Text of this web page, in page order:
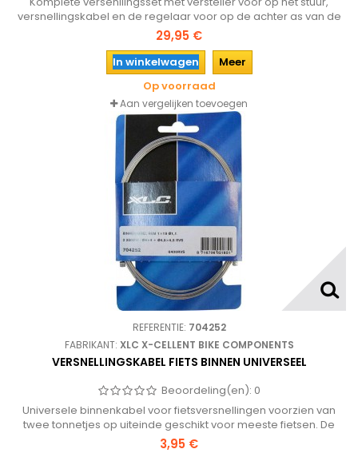
versnellingskabel en de regelaar voor op de achter as van de
fiets voor Shimano Nexus 3 versnellingssysteem. De gripshift
wordt eenvoudig met een inbusbout op het stuur van de fiets
gemonteerd en heeft een helder glaasje met de versnelling
waarin de fiets staat. De achetrzijde wordt op de achteras...
29,95 €
In winkelwagen
Meer
Op voorraad
Aan vergelijken toevoegen
REFERENTIE: 704252
FABRIKANT: XLC X-CELLENT BIKE COMPONENTS
VERSNELLINGSKABEL FIETS BINNEN UNIVERSEEL
Beoordeling(en): 0
Universele binnenkabel voor fietsversnellingen voorzien van
twee tonnetjes op uiteinde geschikt voor meeste fietsen. De
kabel is gemaakt van sterk RVS.
3,95 €